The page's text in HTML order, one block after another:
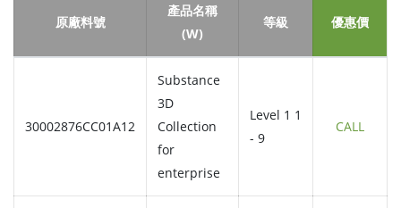
原廠料號
產品名稱
(W)
等級 優惠價
30002876CC01A12
Substance
3D
Collection
for
enterprise
Level 1 1
- 9
CALL